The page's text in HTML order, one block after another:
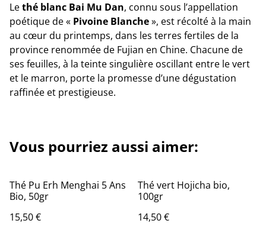
Lethé blanc Bai Mu Dan, connu sous l’appellation
poétique de « Pivoine Blanche», est récolté à la main
au cœur du printemps, dans les terres fertiles de la
province renommée de Fujian en Chine. Chacune de
ses feuilles, à la teinte singulière oscillant entre le vert
et le marron, porte la promesse d’une dégustation
raffinée et prestigieuse.
Vous pourriez aussi aimer:
Thé Pu Erh Menghai 5 Ans
Bio, 50gr
15,50 €
Thé vert Hojicha bio,
100gr
14,50 €